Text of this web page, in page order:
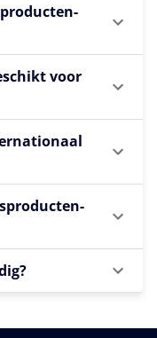
voor